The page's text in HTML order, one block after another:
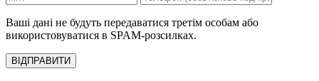
Ваші дані не будуть передаватися третім особам або
використовуватися в SPAM-розсилках.
ВІДПРАВИТИ